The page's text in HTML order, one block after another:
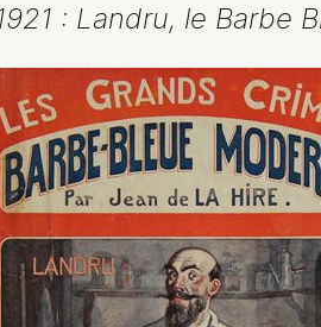
: Landru, le Barbe